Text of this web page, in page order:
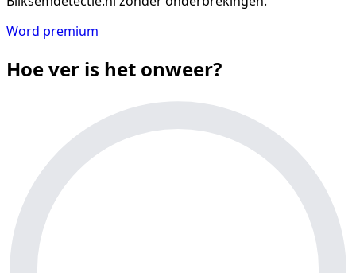
Word premium
Hoe ver is het onweer?